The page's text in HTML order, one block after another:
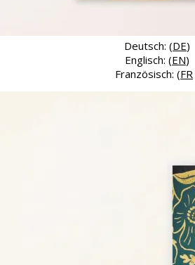
Deutsch: (DE)
Englisch: (EN)
Französisch: (FR